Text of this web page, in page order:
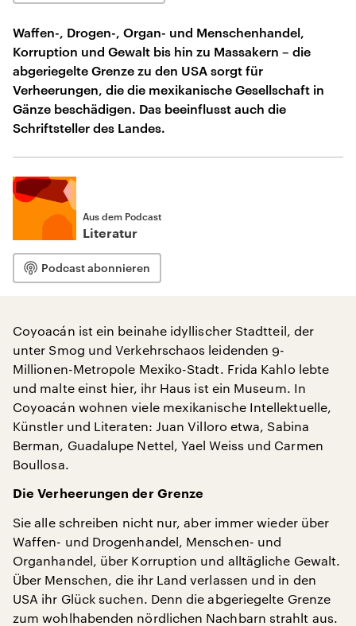
Waffen-, Drogen-, Organ- und Menschenhandel,
Korruption und Gewalt bis hin zu Massakern – die
abgeriegelte Grenze zu den USA sorgt für
Verheerungen, die die mexikanische Gesellschaft in
Gänze beschädigen. Das beeinflusst auch die
Schriftsteller des Landes.
Aus dem Podcast
Literatur
Podcast abonnieren
Coyoacán ist ein beinahe idyllischer Stadtteil, der
unter Smog und Verkehrschaos leidenden 9-
Millionen-Metropole Mexiko-Stadt. Frida Kahlo lebte
und malte einst hier, ihr Haus ist ein Museum. In
Coyoacán wohnen viele mexikanische Intellektuelle,
Künstler und Literaten: Juan Villoro etwa, Sabina
Berman, Guadalupe Nettel, Yael Weiss und Carmen
Boullosa.
Die Verheerungen der Grenze
Sie alle schreiben nicht nur, aber immer wieder über
Waffen- und Drogenhandel, Menschen- und
Organhandel, über Korruption und alltägliche Gewalt.
Über Menschen, die ihr Land verlassen und in den
USA ihr Glück suchen. Denn die abgeriegelte Grenze
zum wohlhabenden nördlichen Nachbarn strahlt aus.